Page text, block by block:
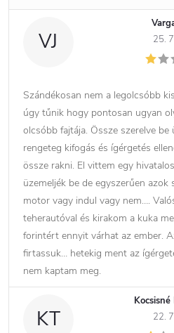
VJ
25.
Szándékosan nem a legolcsóbb
úgy tűnik hogy pontosan ugyan
olcsóbb fajtája. Össze szerelve
rengeteg kifogás és ígérgetés
össze rakni. El vittem egy
üzemeljék be de egyszerűen
motor vagy indul vagy nem….
teherautóval és kirakom a kuka
forintért ennyit várhat az ember.
firtassuk… hetekig ment az
nem kaptam meg.
KT
22.